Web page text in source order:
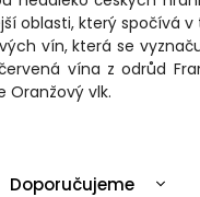
oblasti, který spočívá
vín, která se
vína z odrůd
Oranžový vlk.
Doporučujeme